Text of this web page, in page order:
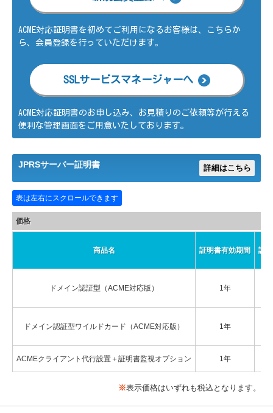
ー
ビ
ス
ACME対応証明書を初めてご利用になるお客様は、こちらか
ら、会員登録を行っていただけます。
SSLサービスマネージャーへ
ACME対応証明書のお申し込み、お見積りのご依頼等が行える
便利な管理画面をご用意いたしております。
JPRSサーバー証明書 詳細はこちら
価格
商品名 証明書有効期間 認
ドメイン認証型（ACME対応版） 1年
ドメイン認証型ワイルドカード（ACME対応版） 1年
ACMEクライアント代行設置＋証明書監視オプション 1年
※表示価格はいずれも税込となります。